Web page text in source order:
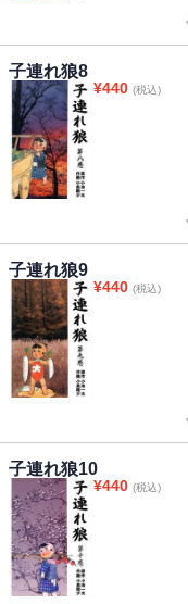
子連れ狼8
¥440 (税込)
子連れ狼9
¥440 (税込)
子連れ狼10
¥440 (税込)